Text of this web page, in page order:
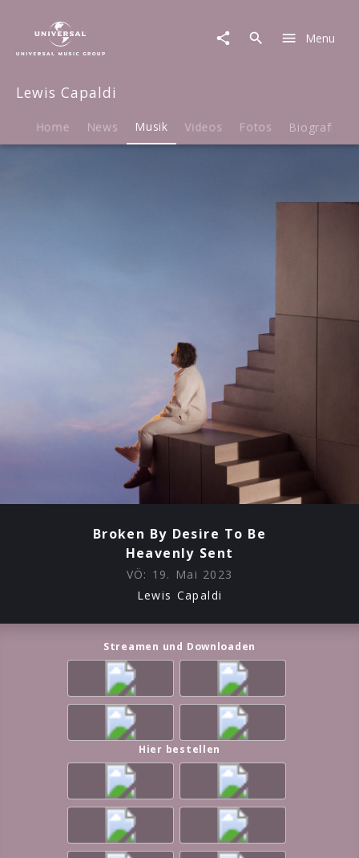
Musik
Broken
Desire
To
Menu
Lewis Capaldi
Home News Musik Videos Fotos Biografie
Broken By Desire To Be
Heavenly Sent
VÖ: 19. Mai 2023
Lewis Capaldi
Streamen und Downloaden
Hier bestellen